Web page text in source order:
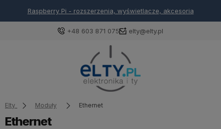
Raspberry Pi - rozszerzenia, wyświetlacze, akcesoria
+48 603 871 075 elty@elty.pl
Elty Moduły Ethernet
Ethernet